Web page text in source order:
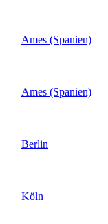
Ames (Spanien)
Ames (Spanien)
Berlin
Köln